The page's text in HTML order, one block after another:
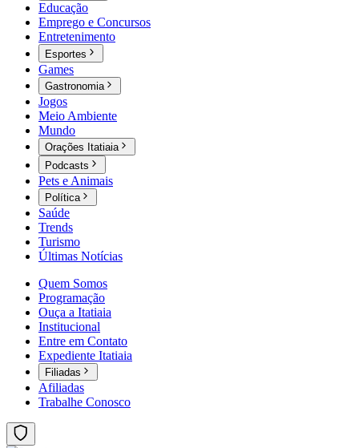
Educação
Emprego e Concursos
Entretenimento
Esportes
Games
Gastronomia
Jogos
Meio Ambiente
Mundo
Orações Itatiaia
Podcasts
Pets e Animais
Política
Saúde
Trends
Turismo
Últimas Notícias
Quem Somos
Programação
Ouça a Itatiaia
Institucional
Entre em Contato
Expediente Itatiaia
Filiadas
Afiliadas
Trabalhe Conosco